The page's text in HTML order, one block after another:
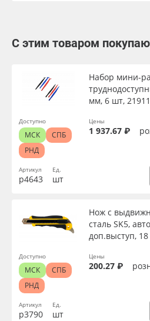
С этим товаром
Артикул
р4643
Набор мини-
мм, 6 шт,
Ед.
шт
Цены
1 937.67 ₽
Доступно
МСК
СПБ
РНД
Артикул
р3790
Нож с
сталь SK5,
доп.выступ,
Ед.
шт
Цены
200.27 ₽
Доступно
МСК
СПБ
РНД